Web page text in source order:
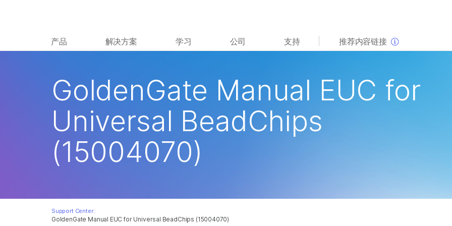
产品 解决方案 学习 公司 支持 推荐内容链接
GoldenGate Manual EUC for Universal BeadChips (15004070)
GoldenGate Manual EUC for
Universal BeadChips
(15004070)
Support Center:
查看更多相关内容。选择您感兴趣的领域:
农业基因组学
复杂疾病
遗传病和罕见病